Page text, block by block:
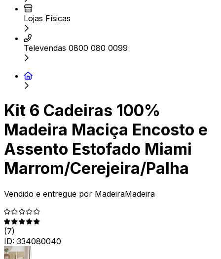
Lojas Físicas
Televendas 0800 080 0099
Kit 6 Cadeiras 100%
Madeira Maciça Encosto e
Assento Estofado Miami
Marrom/Cerejeira/Palha
Vendido e entregue por MadeiraMadeira
(7)
ID: 334080040